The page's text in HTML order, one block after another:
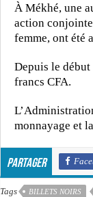
À Mékhé, une
action
femme, ont été
Depuis le début
francs CFA.
monnayage et
Partager
Tags BILLETS NOIRS